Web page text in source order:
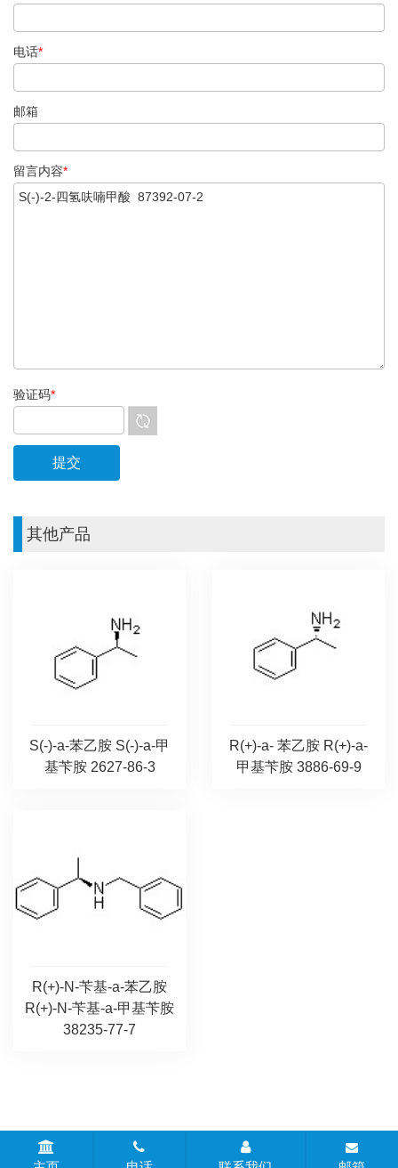
电话*
邮箱
留言内容*
验证码*
其他产品
S(-)-a-苯乙胺 S(-)-a-甲
基苄胺 2627-86-3
R(+)-a- 苯乙胺 R(+)-a-
甲基苄胺 3886-69-9
R(+)-N-苄基-a-苯乙胺
R(+)-N-苄基-a-甲基苄胺
38235-77-7
CopyRight © 2020-2026 江苏科达化工科技有限责任公司 版权所